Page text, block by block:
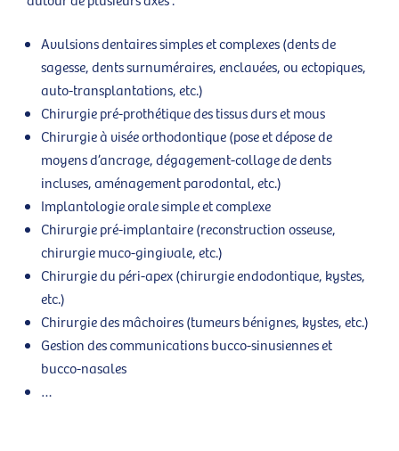
Avulsions dentaires simples et complexes (dents de
sagesse, dents surnuméraires, enclavées, ou ectopiques,
auto-transplantations, etc.)
Chirurgie pré-prothétique des tissus durs et mous
Chirurgie à visée orthodontique (pose et dépose de
moyens d’ancrage, dégagement-collage de dents
incluses, aménagement parodontal, etc.)
Implantologie orale simple et complexe
Chirurgie pré-implantaire (reconstruction osseuse,
chirurgie muco-gingivale, etc.)
Chirurgie du péri-apex (chirurgie endodontique, kystes,
etc.)
Chirurgie des mâchoires (tumeurs bénignes, kystes, etc.)
Gestion des communications bucco-sinusiennes et
bucco-nasales
…